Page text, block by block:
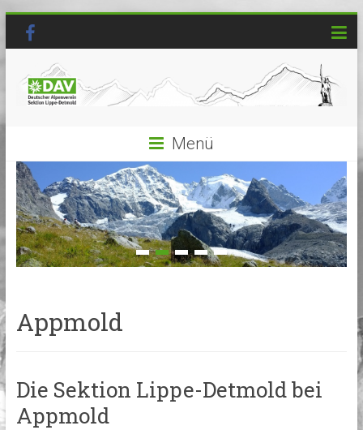
Menü
Appmold
Die Sektion Lippe-Detmold bei
Appmold